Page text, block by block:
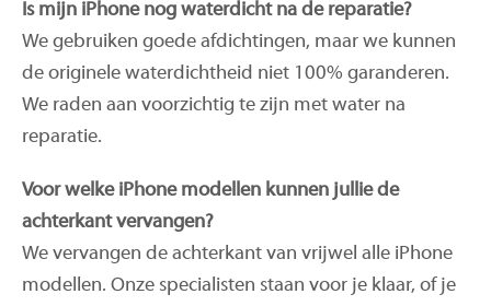
Is mijn iPhone nog waterdicht na de reparatie?
We gebruiken goede afdichtingen, maar we kunnen
de originele waterdichtheid niet 100% garanderen.
We raden aan voorzichtig te zijn met water na
reparatie.
Voor welke iPhone modellen kunnen jullie de
achterkant vervangen?
We vervangen de achterkant van vrijwel alle iPhone
modellen. Onze specialisten staan voor je klaar, of je